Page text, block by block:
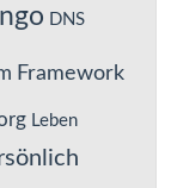
DNS
Framework
Leben